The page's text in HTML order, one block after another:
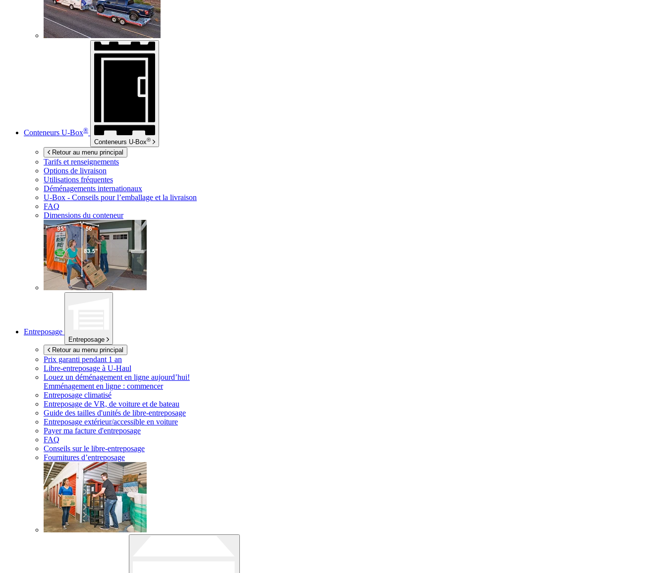
Conteneurs U-Box®
Conteneurs U-Box®
Retour au menu principal
Tarifs et renseignements
Options de livraison
Utilisations fréquentes
Déménagements internationaux
U-Box - Conseils pour l’emballage et la livraison
FAQ
Dimensions du conteneur
Entreposage
Entreposage
Retour au menu principal
Prix garanti pendant 1 an
Libre-entreposage à U-Haul
Louez un déménagement en ligne aujourd’hui!
Emménagement en ligne : commencer
Entreposage climatisé
Entreposage de VR, de voiture et de bateau
Guide des tailles d'unités de libre-entreposage
Entreposage extérieur/accessible en voiture
Payer ma facture d'entreposage
FAQ
Conseils sur le libre-entreposage
Fournitures d’entreposage